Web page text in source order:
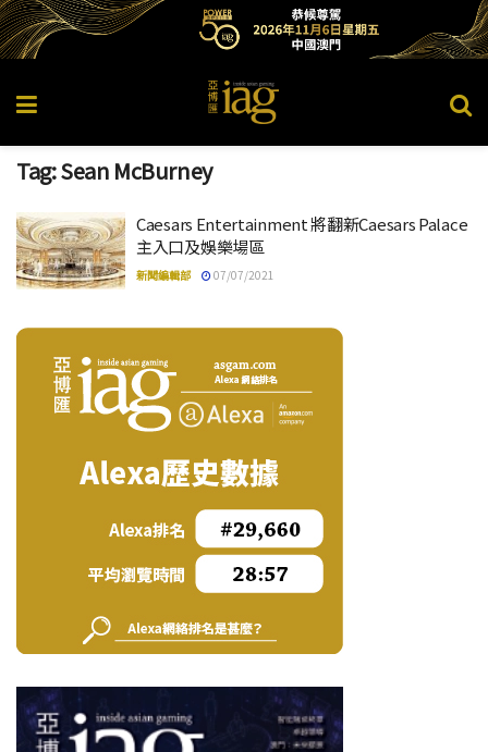
Tag:Sean McBurney
Caesars Entertainment 將翻新Caesars Palace
主入口及娛樂場區
新聞編輯部 07/07/2021